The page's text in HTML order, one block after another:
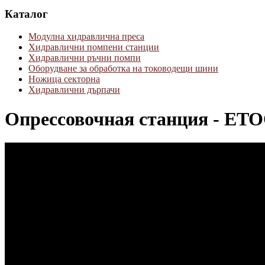
Каталог
Модулна хидравлична преса
Хидравлични помпени станции
Хидравлични ръчни помпи
Оборудване за обработка на тоководещи шини
Ножица секторна
Хидравлични дърпачи
Опрессовочная станция -